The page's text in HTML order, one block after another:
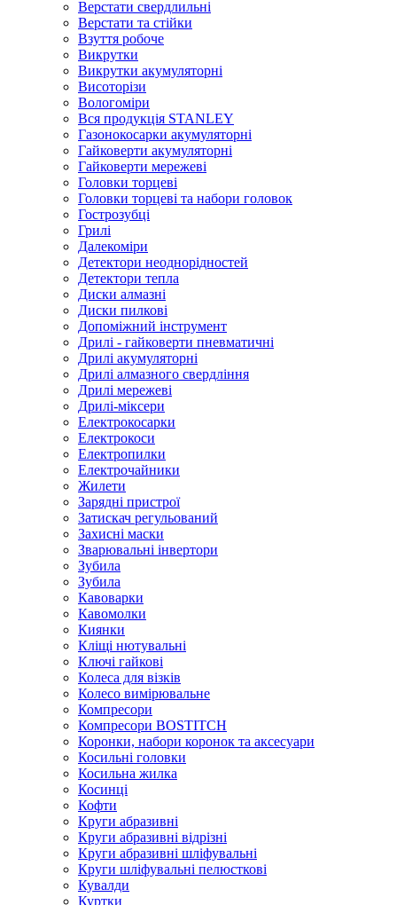
Верстати свердлильні
Верстати та стійки
Взуття робоче
Викрутки
Викрутки акумуляторні
Висоторізи
Вологоміри
Вся продукція STANLEY
Газонокосарки акумуляторні
Гайковерти акумуляторні
Гайковерти мережеві
Головки торцеві
Головки торцеві та набори головок
Гострозубці
Грилі
Далекоміри
Детектори неоднорідностей
Детектори тепла
Диски алмазні
Диски пилкові
Допоміжний інструмент
Дрилі - гайковерти пневматичні
Дрилі акумуляторні
Дрилі алмазного свердління
Дрилі мережеві
Дрилі-міксери
Електрокосарки
Електрокоси
Електропилки
Електрочайники
Жилети
Зарядні пристрої
Затискач регульований
Захисні маски
Зварювальні інвертори
Зубила
Зубила
Кавоварки
Кавомолки
Киянки
Кліщі нютувальні
Ключі гайкові
Колеса для візків
Колесо вимірювальне
Компресори
Компресори BOSTITCH
Коронки, набори коронок та аксесуари
Косильні головки
Косильна жилка
Косинці
Кофти
Круги абразивні
Круги абразивні відрізні
Круги абразивні шліфувальні
Круги шліфувальні пелюсткові
Кувалди
Куртки